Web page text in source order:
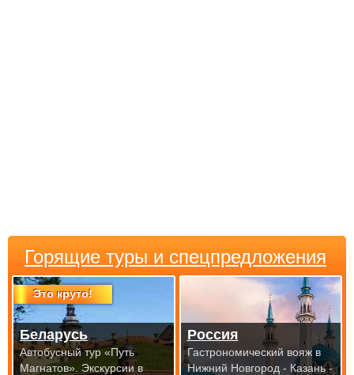
Горящие туры и спецпредложения
Это круто!
Беларусь
Автобусный тур «Путь
Магнатов». Экскурсии в
Россия
Гастрономический вояж в
Нижний Новгород - Казань -